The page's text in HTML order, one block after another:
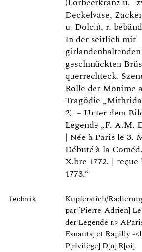
(Lorbeerkranz u. -
Deckelvase,
u. Dolch), r.
In der seitlich mit
geschmückten
querrechteck.
Rolle der Monime
Tragödie
2). – Unter dem
Legende „F. A.M.
| Née à Paris le 3.
Débuté à la
X.bre 1772. | reçue
1773.“
Technik
Kupferstich/
par [Pierre-Adrien]
der Legende r.>
Esnauts] et Rapilly -
P[rivilège] D[u] R[oi]